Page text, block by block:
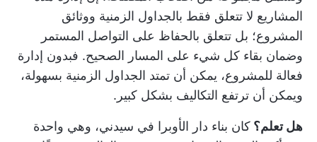
المشاريع لا تتعلق فقط بالجداول الزمنية ووثائق
المشروع؛ بل تتعلق بالحفاظ على التواصل المستمر
وضمان بقاء كل شيء على المسار الصحيح. فبدون إدارة
فعالة للمشروع، يمكن أن تمتد الجداول الزمنية بسهولة،
ويمكن أن ترتفع التكاليف بشكل كبير.
هل تعلم؟ كان بناء دار الأوبرا في سيدني، وهي واحدة